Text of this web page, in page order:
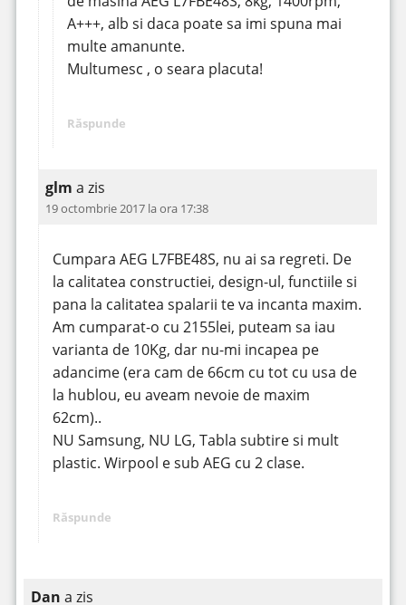
A+++, alb si daca poate sa imi spuna mai
multe amanunte.
Multumesc , o seara placuta!
Răspunde
glm a zis
19 octombrie 2017 la ora 17:38
Cumpara AEG L7FBE48S, nu ai sa regreti. De
la calitatea constructiei, design-ul, functiile si
pana la calitatea spalarii te va incanta maxim.
Am cumparat-o cu 2155lei, puteam sa iau
varianta de 10Kg, dar nu-mi incapea pe
adancime (era cam de 66cm cu tot cu usa de
la hublou, eu aveam nevoie de maxim
62cm)..
NU Samsung, NU LG, Tabla subtire si mult
plastic. Wirpool e sub AEG cu 2 clase.
Răspunde
Dan a zis